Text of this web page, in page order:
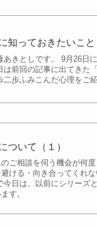
知っておきたいこと
きとしです。 9月26日
前回の記事に出てきた
歩ふみこんだ心理をご
ついて（１）
ご相談を伺う機会が何度
ける・向き合ってくれ
日は、以前にシリーズ
す。